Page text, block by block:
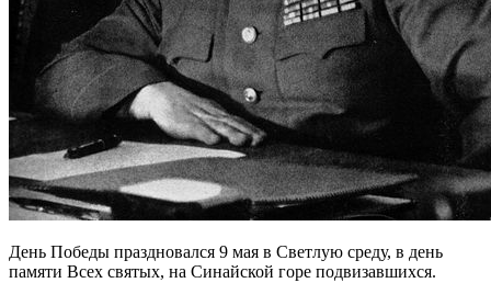
День Победы праздновался 9 мая в Светлую среду, в день
памяти Всех святых, на Синайской горе подвизавшихся.